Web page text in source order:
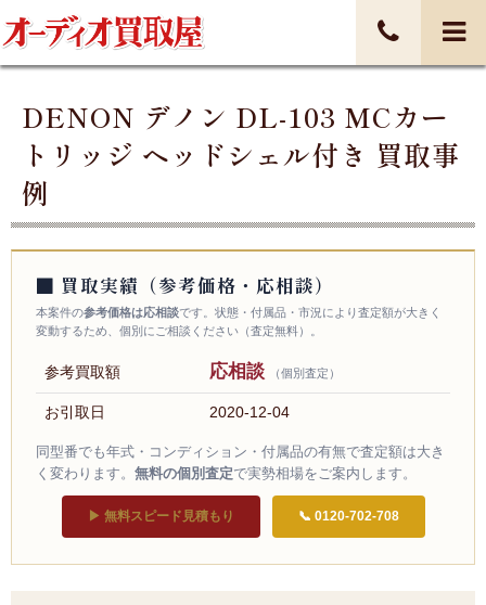
DENON デノン DL-103 MCカー
トリッジ ヘッドシェル付き 買取事
例
■ 買取実績（参考価格・応相談）
本案件の参考価格は応相談です。状態・付属品・市況により査定額が大きく
変動するため、個別にご相談ください（査定無料）。
参考買取額 応相談 （個別査定）
お引取日 2020-12-04
同型番でも年式・コンディション・付属品の有無で査定額は大き
く変わります。 無料の個別査定で実勢相場をご案内します。
▶ 無料スピード見積もり 📞 0120-702-708